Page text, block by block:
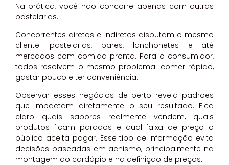
Na prática, você não concorre apenas com outras
pastelarias.
Concorrentes diretos e indiretos disputam o mesmo
cliente: pastelarias, bares, lanchonetes e até
mercados com comida pronta. Para o consumidor,
todos resolvem o mesmo problema: comer rápido,
gastar pouco e ter conveniência.
Observar esses negócios de perto revela padrões
que impactam diretamente o seu resultado. Fica
claro quais sabores realmente vendem, quais
produtos ficam parados e qual faixa de preço o
público aceita pagar. Esse tipo de informação evita
decisões baseadas em achismo, principalmente na
montagem do cardápio e na definição de preços.